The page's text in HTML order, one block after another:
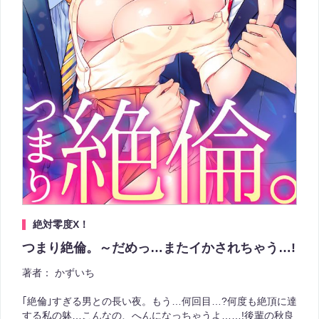
絶対零度X！
つまり絶倫。～だめっ…またイかされちゃう…!
著者： かずいち
｢絶倫｣すぎる男との長い夜。もう…何回目…?何度も絶頂に達
する私の躰…こんなの、へんになっちゃうよ……!後輩の秋良